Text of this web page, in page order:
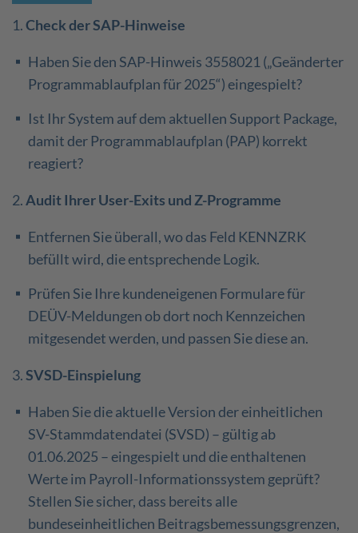
1.Check der SAP-Hinweise
Haben Sie den SAP-Hinweis 3558021 („Geänderter
Programmablaufplan für 2025“) eingespielt?
Ist Ihr System auf dem aktuellen Support Package,
damit der Programmablaufplan (PAP) korrekt
reagiert?
2.Audit Ihrer User-Exits und Z-Programme
Entfernen Sie überall, wo das Feld KENNZRK
befüllt wird, die entsprechende Logik.
Prüfen Sie Ihre kundeneigenen Formulare für
DEÜV-Meldungen ob dort noch Kennzeichen
mitgesendet werden, und passen Sie diese an.
3.SVSD-Einspielung
Haben Sie die aktuelle Version der einheitlichen
SV-Stammdatendatei (SVSD) – gültig ab
01.06.2025 – eingespielt und die enthaltenen
Werte im Payroll-Informationssystem geprüft?
Stellen Sie sicher, dass bereits alle
bundeseinheitlichen Beitragsbemessungsgrenzen,